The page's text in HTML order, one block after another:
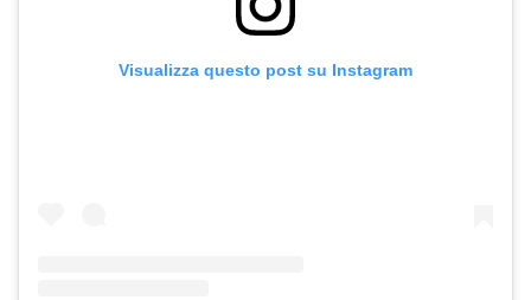
Visualizza questo post su Instagram